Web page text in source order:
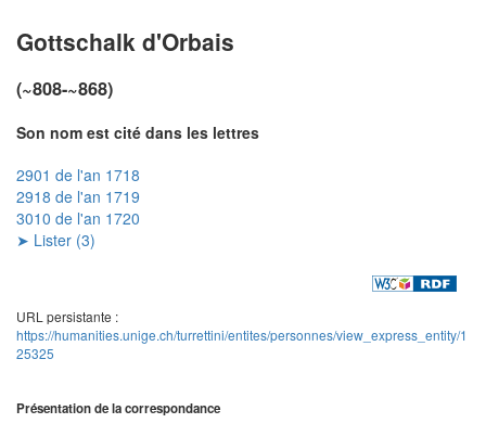
Gottschalk d'Orbais
(~808-~868)
Son nom est cité dans les lettres
2901 de l'an 1718
2918 de l'an 1719
3010 de l'an 1720
➤ Lister (3)
URL persistante :
https://humanities.unige.ch/turrettini/entites/personnes/view_express_entity/1
25325
Présentation de la correspondance